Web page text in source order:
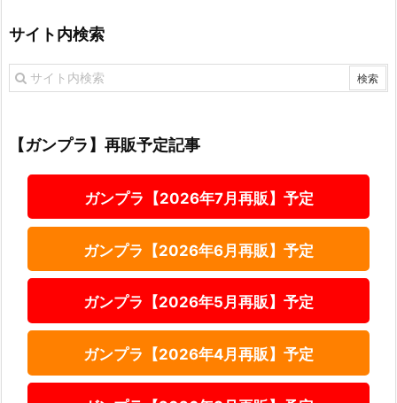
サイト内検索
【ガンプラ】再販予定記事
ガンプラ【2026年7月再販】予定
ガンプラ【2026年6月再販】予定
ガンプラ【2026年5月再販】予定
ガンプラ【2026年4月再販】予定